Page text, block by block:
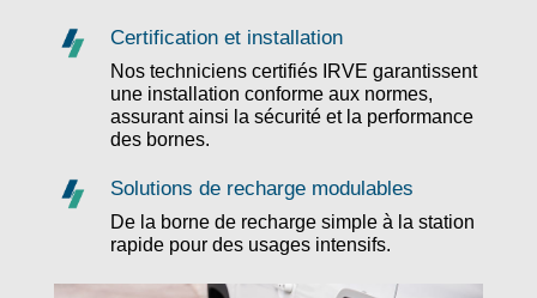
Certification et installation
Nos techniciens certifiés IRVE garantissent
une installation conforme aux normes,
assurant ainsi la sécurité et la performance
des bornes.
Solutions de recharge modulables
De la borne de recharge simple à la station
rapide pour des usages intensifs.